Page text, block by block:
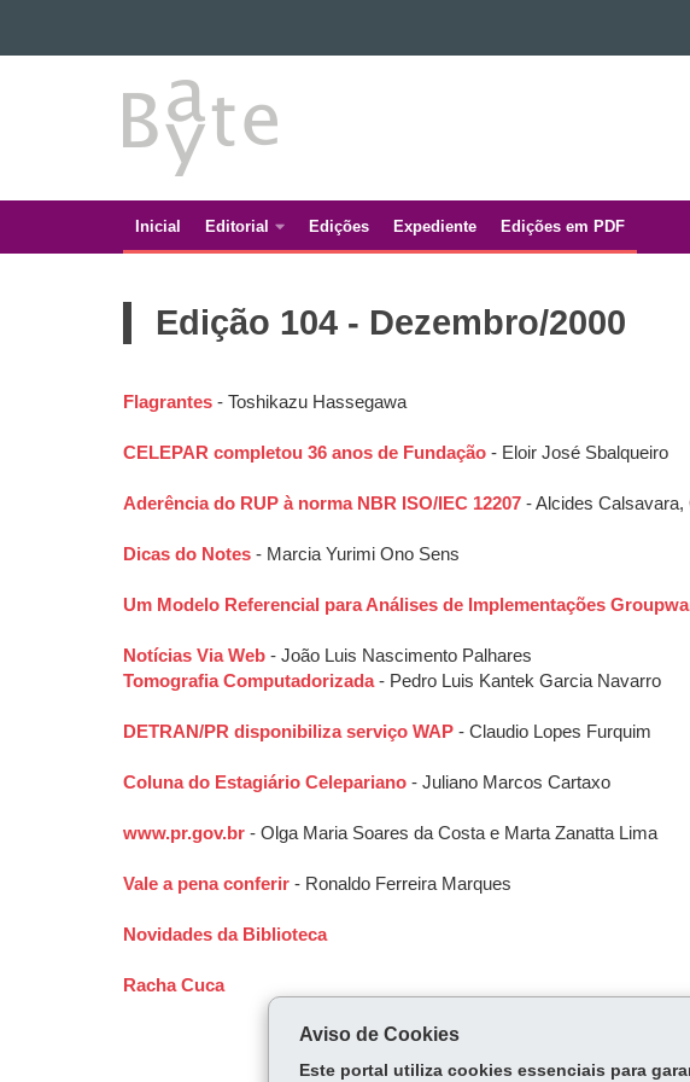
Ir para a navegação
Ir para a busca
BATE
BYTE
Navegação
Inicial Editorial Edições Expediente Edições em PDF
Edição 104 - Dezembro/2000
Flagrantes - Toshikazu Hassegawa
CELEPAR completou 36 anos de Fundação - Eloir José Sbalqueiro
Aderência do RUP à norma NBR ISO/IEC 12207 - Alcides Calsavara,
Dicas do Notes - Marcia Yurimi Ono Sens
Um Modelo Referencial para Análises de Implementações
Notícias Via Web - João Luis Nascimento Palhares
Tomografia Computadorizada- Pedro Luis Kantek Garcia Navarro
DETRAN/PR disponibiliza serviço WAP - Claudio Lopes Furquim
Coluna do Estagiário Celepariano - Juliano Marcos Cartaxo
www.pr.gov.br - Olga Maria Soares da Costa e Marta Zanatta Lima
Vale a pena conferir - Ronaldo Ferreira Marques
Novidades da Biblioteca
Racha Cuca
Aviso de Cookies
Este portal utiliza cookies essenciais para